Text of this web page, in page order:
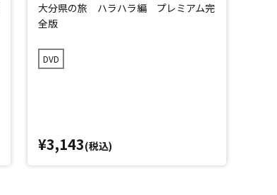
大分県の旅 ハラハラ編 プレミアム完
全版
DVD
¥3,143(税込)